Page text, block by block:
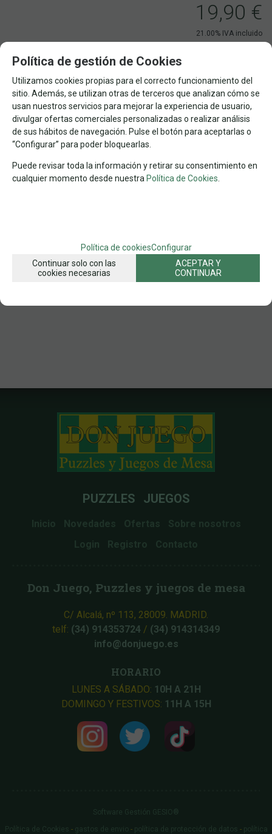
19,90 €
21.00% IVA incluido
- +
AÑADIR A CESTA
EDAD +6 Nº DE JUGADORES 1 TIPO DE JUEGO ESTRATEGIA
FAMILIAS RELACIONADAS
JUEGOS
JUEGOS EN SOLITARIO
JUEGOS DE HABILIDAD Y DESTREZA JUEGOS DE INTERIOR
RECOMENDAR
PUZZLES JUEGOS
Inicio Novedades Ofertas
Sobre nosotros
Login
Registro Contacto
Don Juego, Puzzles y juegos de mesa
C/ Alcalá, nº 113, 28009. MADRID.
telf: (34) 914353724 / (34) 914314349
info@donjuego.es
HORARIO
LUNES A SÁBADO: 10H A 21H
DOMINGO Y FESTIVOS: 11H A 15H
Software Gestión
GESIO®
Política de Cookies
- gastos de envio - política de protección de datos - política
Política de gestión de Cookies
Utilizamos cookies propias para el correcto funcionamiento del
sitio. Además, se utilizan otras de terceros que analizan cómo se
usan nuestros servicios para mejorar la experiencia de usuario,
divulgar ofertas comerciales personalizadas o realizar análisis
de sus hábitos de navegación. Pulse el botón para aceptarlas o
“Configurar” para poder bloquearlas.
Puede revisar toda la información y retirar su consentimiento en
cualquier momento desde nuestra Política de Cookies
Política de cookiesConfigurar
Continuar solo con las
cookies necesarias
ACEPTAR Y
CONTINUAR